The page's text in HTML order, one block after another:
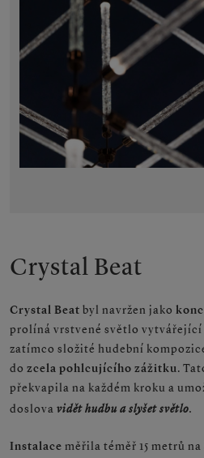
Crystal Beat
Crystal Beat byl navržen jako
prolíná vrstvené světlo vytvářející
zatímco složité hudební
do zcela pohlcujícího zážitku.
překvapila na každém kroku a
doslova vidět hudbu a slyšet světlo.
Instalace měřila téměř 15 metrů